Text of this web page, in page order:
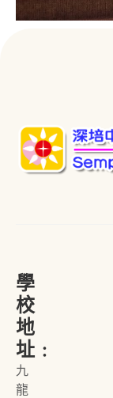
學
校
地
址﹕
九
龍